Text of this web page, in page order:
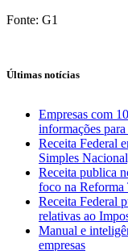
Fonte: G1
Últimas notícias
Empresas com
informações
Receita Federal
Simples
Receita publica
foco na Reforma
Receita Federal
relativas ao
Manual e
empresas